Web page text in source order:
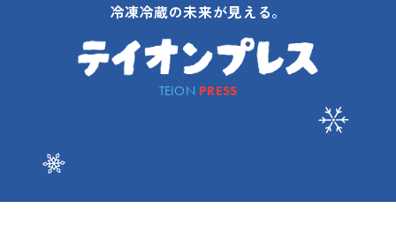
冷凍冷蔵の未来が見える。
TEION PRESS